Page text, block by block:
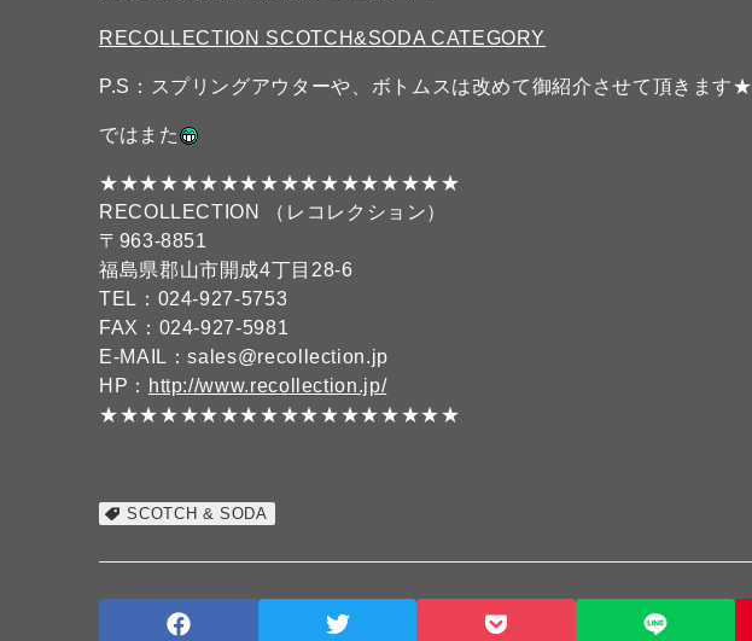
RECOLLECTION SCOTCH&SODA CATEGORY
P.S：スプリングアウターや、ボトムスは改めて御紹介させて頂きます★
ではまた
★★★★★★★★★★★★★★★★★★
RECOLLECTION （レコレクション）
〒963-8851
福島県郡山市開成4丁目28-6
TEL：024-927-5753
FAX：024-927-5981
E-MAIL：sales@recollection.jp
HP： http://www.recollection.jp/
★★★★★★★★★★★★★★★★★★
SCOTCH & SODA